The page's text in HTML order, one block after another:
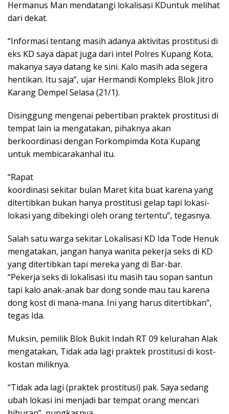
Hermanus Man mendatangi lokalisasi KDuntuk melihat
dari dekat.
“Informasi tentang masih adanya aktivitas prostitusi di
eks KD saya dapat juga dari intel Polres Kupang Kota,
makanya saya datang ke sini. Kalo masih ada segera
hentikan. Itu saja”, ujar Hermandi Kompleks Blok Jitro
Karang Dempel Selasa (21/1).
Disinggung mengenai pebertiban praktek prostitusi di
tempat lain ia mengatakan, pihaknya akan
berkoordinasi dengan Forkompimda Kota Kupang
untuk membicarakanhal itu.
“Rapat
koordinasi sekitar bulan Maret kita buat karena yang
ditertibkan bukan hanya prostitusi gelap tapi lokasi-
lokasi yang dibekingi oleh orang tertentu”, tegasnya.
Salah satu warga sekitar Lokalisasi KD Ida Tode Henuk
mengatakan, jangan hanya wanita pekerja seks di KD
yang ditertibkan tapi mereka yang di Bar-bar.
“Pekerja seks di lokalisasi itu masih tau sopan santun
tapi kalo anak-anak bar dong sonde mau tau karena
dong kost di mana-mana. Ini yang harus ditertibkan”,
tegas Ida.
Muksin, pemilik Blok Bukit Indah RT 09 kelurahan Alak
mengatakan, Tidak ada lagi praktek prostitusi di kost-
kostan miliknya.
“Tidak ada lagi (praktek prostitusi) pak. Saya sedang
ubah lokasi ini menjadi bar tempat orang mencari